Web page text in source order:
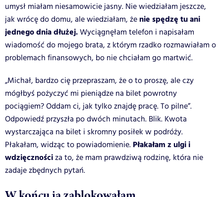
umysł miałam niesamowicie jasny. Nie wiedziałam jeszcze,
jak wrócę do domu, ale wiedziałam, że nie spędzę tu ani
jednego dnia dłużej.Wyciągnęłam telefon i napisałam
wiadomość do mojego brata, z którym rzadko rozmawiałam o
problemach finansowych, bo nie chciałam go martwić.
„Michał, bardzo cię przepraszam, że o to proszę, ale czy
mógłbyś pożyczyć mi pieniądze na bilet powrotny
pociągiem? Oddam ci, jak tylko znajdę pracę. To pilne”.
Odpowiedź przyszła po dwóch minutach. Blik. Kwota
wystarczająca na bilet i skromny posiłek w podróży.
Płakałam, widząc to powiadomienie. Płakałam z ulgi i
wdzięcznościza to, że mam prawdziwą rodzinę, która nie
zadaje zbędnych pytań.